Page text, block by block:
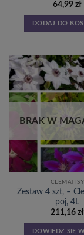
64,99 zł
DODAJ DO
BRAK W
CLEMATISY
Zestaw 4 szt, –
poj, 4L
211,16 zł
DOWIEDZ SIĘ